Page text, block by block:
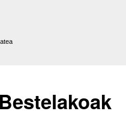
Bestelakoak